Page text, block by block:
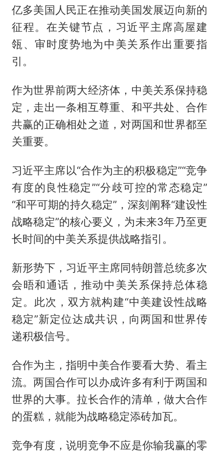
亿多美国人民正在推动美国发展迈向新的
征程。在关键节点，习近平主席高屋建
瓴、审时度势地为中美关系作出重要指
引。
作为世界前两大经济体，中美关系保持稳
定，走出一条相互尊重、和平共处、合作
共赢的正确相处之道，对两国和世界都至
关重要。
习近平主席以“合作为主的积极稳定”“竞争
有度的良性稳定”“分歧可控的常态稳定”
“和平可期的持久稳定”，深刻阐释“建设性
战略稳定”的核心要义，为未来3年乃至更
长时间的中美关系提供战略指引。
新形势下，习近平主席同特朗普总统多次
会晤和通话，推动中美关系保持总体稳
定。此次，双方就构建“中美建设性战略
稳定”新定位达成共识，向两国和世界传
递积极信号。
合作为主，指明中美合作要看大势、看主
流。两国合作可以办成许多有利于两国和
世界的大事。拉长合作的清单，做大合作
的蛋糕，就能为战略稳定添砖加瓦。
竞争有度，说明竞争不应是你输我赢的零